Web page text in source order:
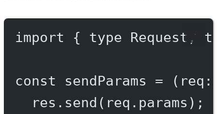
import { type Request,
const sendParams = ( req :
res. send (req.params);